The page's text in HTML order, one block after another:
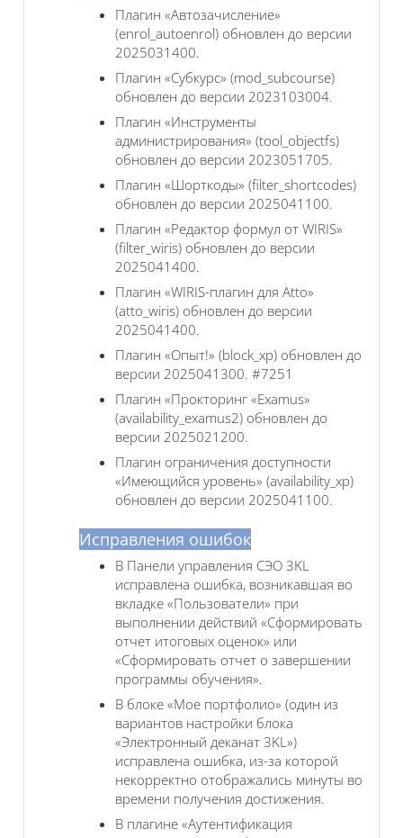
Плагин «Автозачисление»
(enrol_autoenrol) обновлен до версии
2025031400.
Плагин «Субкурс» (mod_subcourse)
обновлен до версии 2023103004.
Плагин «Инструменты
администрирования» (tool_objectfs)
обновлен до версии 2023051705.
Плагин «Шорткоды» (filter_shortcodes)
обновлен до версии 2025041100.
Плагин «Редактор формул от WIRIS»
(filter_wiris) обновлен до версии
2025041400.
Плагин «WIRIS-плагин для Atto»
(atto_wiris) обновлен до версии
2025041400.
Плагин «Опыт!» (block_xp) обновлен до
версии 2025041300. #7251
Плагин «Прокторинг «Examus»
(availability_examus2) обновлен до
версии 2025021200.
Плагин ограничения доступности
«Имеющийся уровень» (availability_xp)
обновлен до версии 2025041100.
Исправления ошибок
В Панели управления СЭО 3KL
исправлена ошибка, возникавшая во
вкладке «‎Пользователи» при
выполнении действий «‎Сформировать
отчет итоговых оценок» или
«‎Сформировать отчет о завершении
программы обучения».
В блоке «Мое портфолио» (один из
вариантов настройки блока
«Электронный деканат 3KL»)
исправлена ошибка, из-за которой
некорректно отображались минуты во
времени получения достижения.
В плагине «Аутентификация